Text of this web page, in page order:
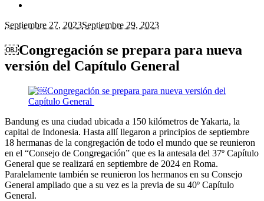
Septiembre 27, 2023Septiembre 29, 2023
￼Congregación se prepara para nueva
versión del Capítulo General
Bandung es una ciudad ubicada a 150 kilómetros de Yakarta, la
capital de Indonesia. Hasta allí llegaron a principios de septiembre
18 hermanas de la congregación de todo el mundo que se reunieron
en el “Consejo de Congregación” que es la antesala del 37º Capítulo
General que se realizará en septiembre de 2024 en Roma.
Paralelamente también se reunieron los hermanos en su Consejo
General ampliado que a su vez es la previa de su 40º Capítulo
General.